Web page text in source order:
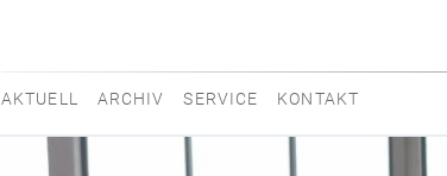
movisti
AKTUELL ARCHIV SERVICE KONTAKT